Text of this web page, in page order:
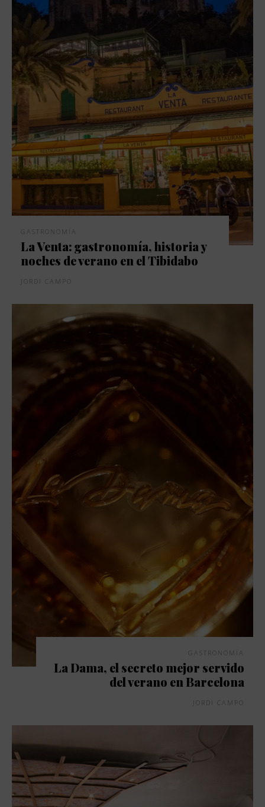
GASTRONOMÍA
La Venta: gastronomía, historia y
noches de verano en el Tibidabo
JORDI CAMPO
GASTRONOMÍA
La Dama, el secreto mejor servido
del verano en Barcelona
JORDI CAMPO